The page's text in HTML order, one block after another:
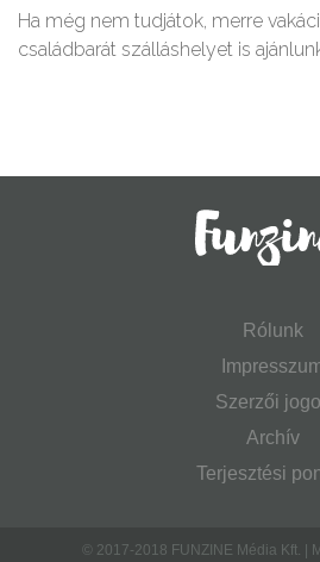
Ha még nem tudjátok, merre
családbarát szálláshelyet is
Rólunk
Szerzői
Archív
Terjesztési
© 2017-2018 FUNZINE Média Kft. |